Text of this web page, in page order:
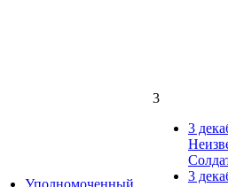
3
3
3